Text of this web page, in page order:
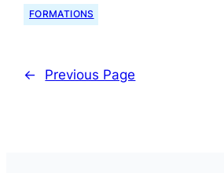
FORMATIONS
← Previous Page